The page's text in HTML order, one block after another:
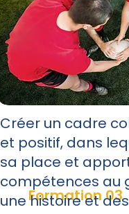
Formation 03
Créer un cadre
et positif, dans
sa place et
compétences au
une histoire et